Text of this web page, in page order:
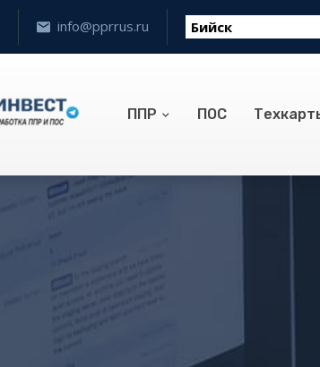
info@pprrus.ru
ППР ПОС